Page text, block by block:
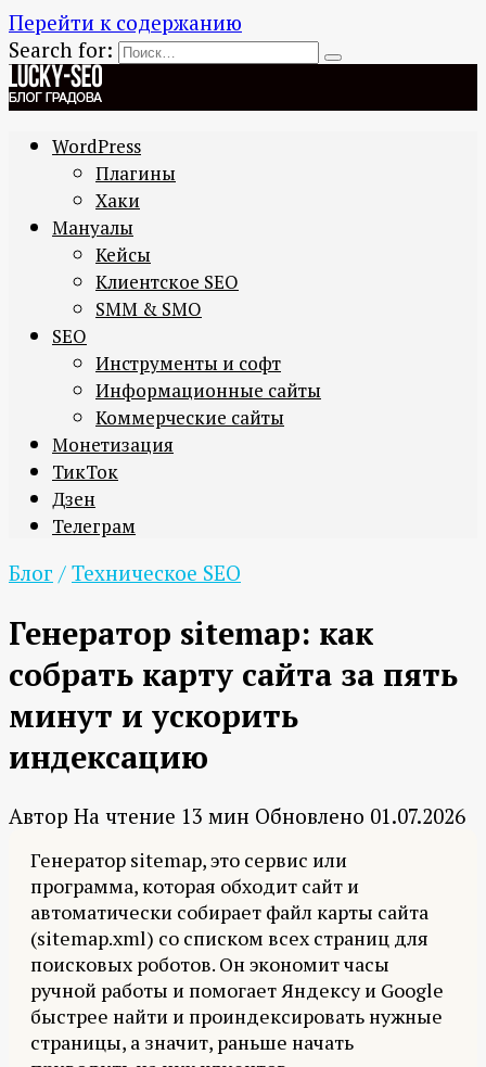
Перейти к содержанию
Search for:
WordPress
Плагины
Хаки
Мануалы
Кейсы
Клиентское SEO
SMM & SMO
SEO
Инструменты и софт
Информационные сайты
Коммерческие сайты
Монетизация
ТикТок
Дзен
Телеграм
Блог / Техническое SEO
Генератор sitemap: как
собрать карту сайта за пять
минут и ускорить
индексацию
Автор На чтение 13 мин Обновлено 01.07.2026
Генератор sitemap, это сервис или
программа, которая обходит сайт и
автоматически собирает файл карты сайта
(sitemap.xml) со списком всех страниц для
поисковых роботов. Он экономит часы
ручной работы и помогает Яндексу и Google
быстрее найти и проиндексировать нужные
страницы, а значит, раньше начать